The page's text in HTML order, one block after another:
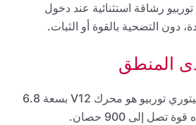
توربيو رشاقة استثنائية عند دخول
دون التضحية بالقوة أو الثبات.
المنطق
القلب النابض لفيتوري توربيو هو محرك V12 بسعة 6.8
تصل إلى 900 حصان.